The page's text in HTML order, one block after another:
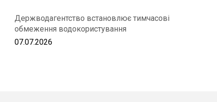
Держводагентство встановлює тимчасові
обмеження водокористування
07.07.2026